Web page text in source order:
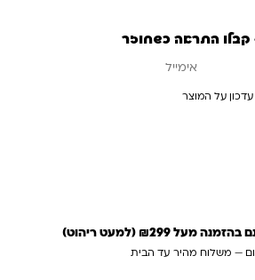
קבלו התראה כשחוזר
על המוצר
מעל ₪299 (למעט ריהוט)
— משלוח מהיר עד הבית